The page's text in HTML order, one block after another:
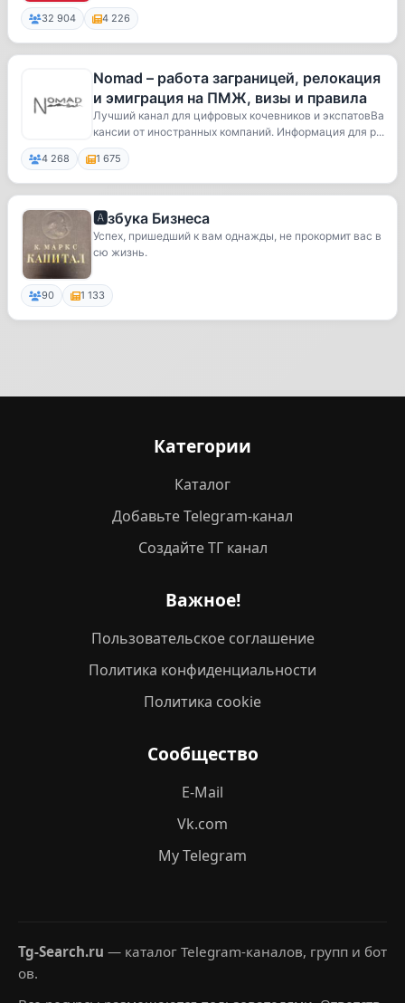
32 904 4 226
Nomad – работа заграницей, релокация
и эмиграция на ПМЖ, визы и правила
Лучший канал для цифровых кочевников и экспатовВа
кансии от иностранных компаний. Информация для р...
4 268 1 675
🅰️збука Бизнеса
Успех, пришедший к вам однажды, не прокормит вас в
сю жизнь.
90 1 133
Категории
Каталог
Добавьте Telegram-канал
Создайте ТГ канал
Важное!
Пользовательское соглашение
Политика конфиденциальности
Политика cookie
Сообщество
E-Mail
Vk.com
My Telegram
Tg-Search.ru — каталог Telegram-каналов, групп и бот
ов.